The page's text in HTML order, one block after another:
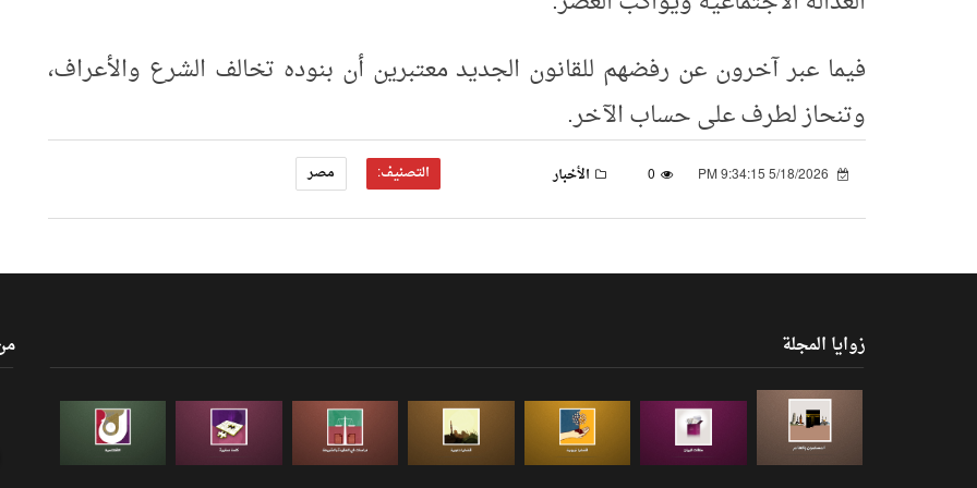
فيما عبر آخرون عن رفضهم للقانون الجديد معتبرين أن بنوده تخالف الشرع والأعراف،
وتنحاز لطرف على حساب الآخر.
0 الأخبار التصنيف: مصر
زوايا المجلة